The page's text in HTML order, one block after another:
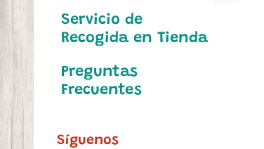
Servicio de
Recogida en Tienda
Preguntas
Frecuentes
Síguenos